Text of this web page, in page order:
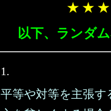
★ ★
以下、ランダ
1.
平等や対等を主張す